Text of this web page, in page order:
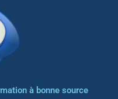
à bonne source